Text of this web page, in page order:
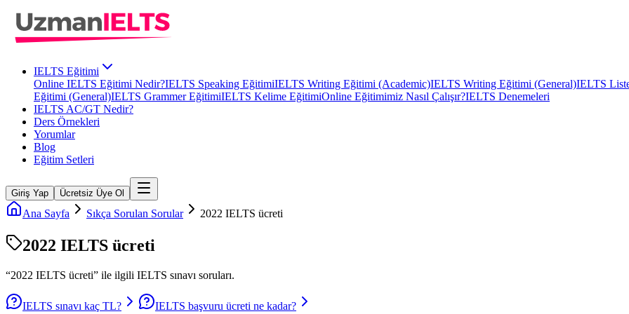
IELTS Eğitimi
Online IELTS Eğitimi Nedir?IELTS Speaking EğitimiIELTS Writing Eğitimi (Academic)IELTS Writing Eğitimi (General)IELTS
Eğitimi (General)IELTS Grammer EğitimiIELTS Kelime EğitimiOnline Eğitimimiz Nasıl Çalışır?IELTS Denemeleri
IELTS AC/GT Nedir?
Ders Örnekleri
Yorumlar
Blog
Eğitim Setleri
Giriş Yap Ücretsiz Üye Ol
Ana Sayfa Sıkça Sorulan Sorular 2022 IELTS ücreti
2022 IELTS ücreti
“2022 IELTS ücreti” ile ilgili IELTS sınavı soruları.
IELTS sınavı kaç TL? IELTS başvuru ücreti ne kadar?